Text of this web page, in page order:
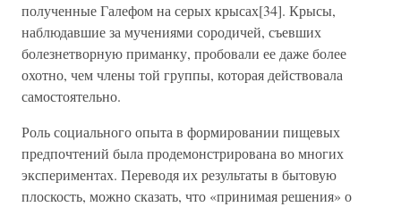
полученные Галефом на серых крысах[34]. Крысы,
наблюдавшие за мучениями сородичей, съевших
болезнетворную приманку, пробовали ее даже более
охотно, чем члены той группы, которая действовала
самостоятельно.
Роль социального опыта в формировании пищевых
предпочтений была продемонстрирована во многих
экспериментах. Переводя их результаты в бытовую
плоскость, можно сказать, что «принимая решения» о